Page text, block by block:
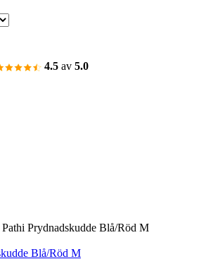
4.5 av 5.0
Pathi Prydnadskudde Blå/Röd M